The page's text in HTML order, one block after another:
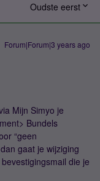
Oudste eerst
Forum|Forum|3 years ago
Mijn Simyo je
Bundels
“geen
gaat je wijziging
die je